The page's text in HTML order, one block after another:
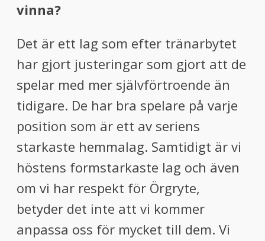
vinna?
Det är ett lag som efter tränarbytet
har gjort justeringar som gjort att de
spelar med mer självförtroende än
tidigare. De har bra spelare på varje
position som är ett av seriens
starkaste hemmalag. Samtidigt är vi
höstens formstarkaste lag och även
om vi har respekt för Örgryte,
betyder det inte att vi kommer
anpassa oss för mycket till dem. Vi